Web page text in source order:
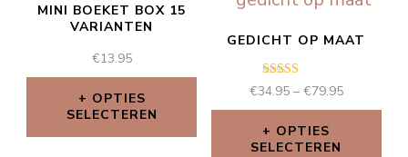
MINI BOEKET BOX 15
VARIANTEN
€13.95
OPTIES
SELECTEREN
GEDICHT OP MAAT
Waardering
5.00
uit 5
€34.95– €79.95
OPTIES
SELECTEREN